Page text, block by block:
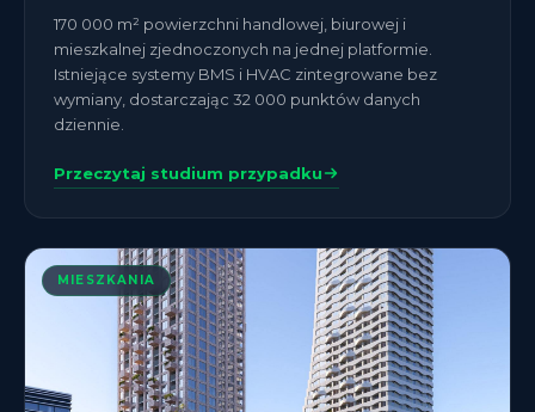
170 000 m² powierzchni handlowej, biurowej i
mieszkalnej zjednoczonych na jednej platformie.
Istniejące systemy BMS i HVAC zintegrowane bez
wymiany, dostarczając 32 000 punktów danych
dziennie.
Przeczytaj studium przypadku
MIESZKANIA